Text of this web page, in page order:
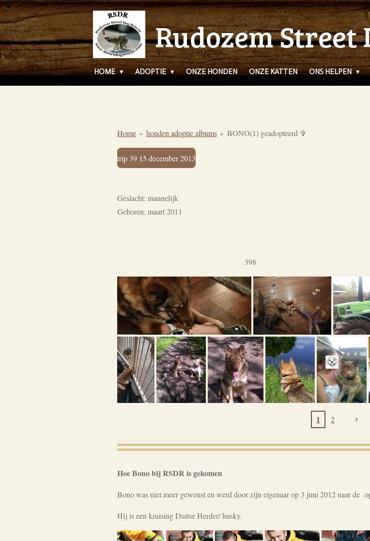
Ga
direct
naar
de
hoofdinhoud
Rudozem Street
HOME ADOPTIE ONZE HONDEN ONZE KATTEN ONS HELPEN
Home » honden adoptie albums » BONO(1) geadopteerd ✞
trip 39 15 december 2013
Geslacht: mannelijk
Geboren: maart 2011
398
1 2
Hoe Bono bij RSDR is gekomen
Bono was niet meer gewenst en werd door zijn eigenaar op 3 juni 2012 naar de
Hij is een kruising Duitse Herder/ husky.